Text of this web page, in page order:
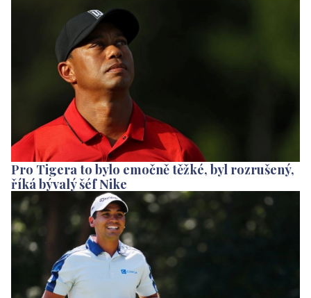
Pro Tigera to bylo emočně těžké, byl rozrušený,
říká bývalý šéf Nike